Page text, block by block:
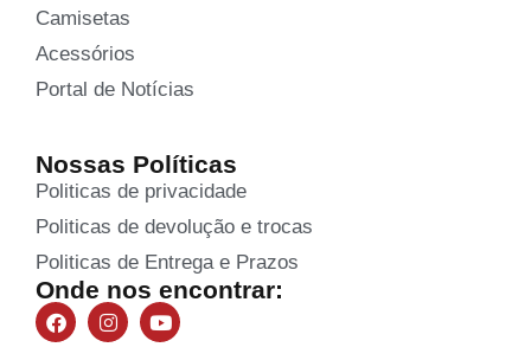
Camisetas
Acessórios
Portal de Notícias
Nossas Políticas
Politicas de privacidade
Politicas de devolução e trocas
Politicas de Entrega e Prazos
Onde nos encontrar: